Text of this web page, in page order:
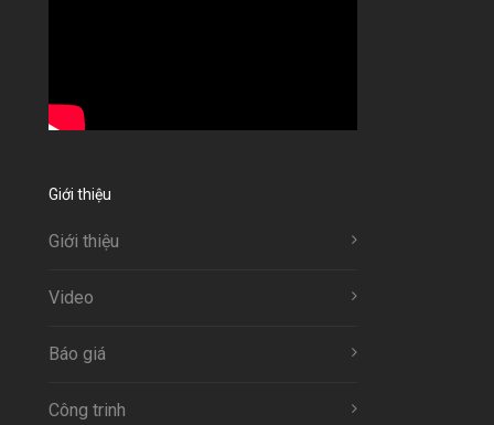
Giới thiệu
Giới thiệu
Video
Báo giá
Công trinh